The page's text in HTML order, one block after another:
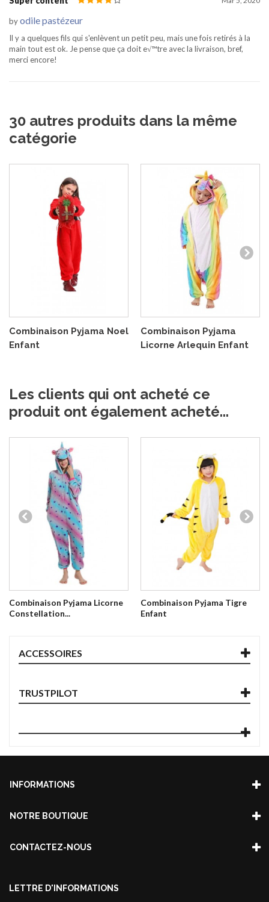
byodile pastézeur
Il y a quelques fils qui s'enlèvent un petit peu, mais une fois retirés à la
main tout est ok. Je pense que ça doit e√™tre avec la livraison, bref,
merci encore!
30 autres produits dans la même
catégorie
Combinaison Pyjama Noel
Enfant
Combinaison Pyjama
Licorne Arlequin Enfant
Les clients qui ont acheté ce
produit ont également acheté...
Combinaison Pyjama Licorne
Constellation...
Combinaison Pyjama Tigre
Enfant
ACCESSOIRES
TRUSTPILOT
INFORMATIONS
NOTRE BOUTIQUE
CONTACTEZ-NOUS
LETTRE D'INFORMATIONS